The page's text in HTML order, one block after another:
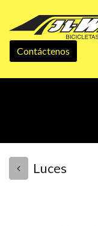
Contáctenos
Luces